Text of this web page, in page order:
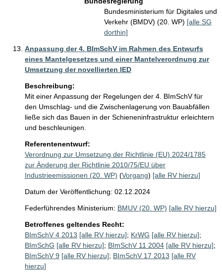
Bundesministerium für Digitales und
Verkehr (BMDV) (20. WP) [alle SG
dorthin]
Anpassung der 4. BImSchV im Rahmen des Entwurfs
eines Mantelgesetzes und einer Mantelverordnung zur
Umsetzung der novellierten IED
Beschreibung:
Mit einer Anpassung der Regelungen der 4. BImSchV für
den Umschlag- und die Zwischenlagerung von Bauabfällen
ließe sich das Bauen in der Schieneninfrastruktur erleichtern
und beschleunigen.
Referentenentwurf:
Verordnung zur Umsetzung der Richtlinie (EU) 2024/1785
zur Änderung der Richtlinie 2010/75/EU über
Industrieemissionen (20. WP) (Vorgang) [alle RV hierzu]
Datum der Veröffentlichung: 02.12.2024
Federführendes Ministerium: BMUV (20. WP) [alle RV hierzu]
Betroffenes geltendes Recht:
BImSchV 4 2013 [alle RV hierzu]; KrWG [alle RV hierzu];
BImSchG [alle RV hierzu]; BImSchV 11 2004 [alle RV hierzu];
BImSchV 9 [alle RV hierzu]; BImSchV 17 2013 [alle RV
hierzu]